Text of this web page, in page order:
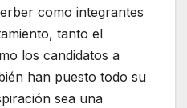
como integrantes
tanto el
los candidatos a
han puesto todo su
sea una